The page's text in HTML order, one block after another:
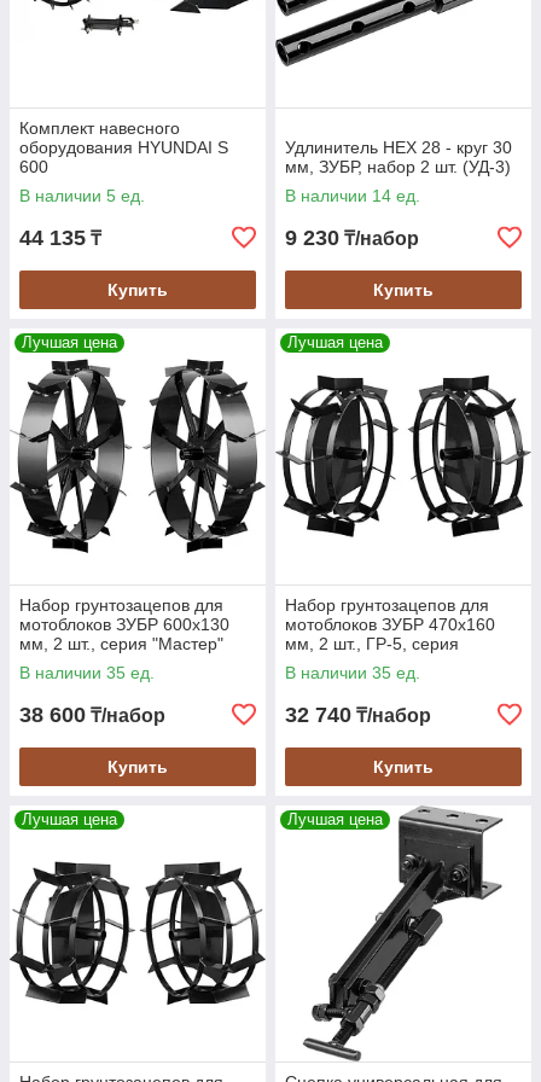
Удлинитель для мотоблоков
расширения функциональных возможностей вашего
мотоблока. Он позволяет использовать дополнительные
навесные агрегаты, что значительно увеличивает спектр
выполняемых работ. Наши удлинители изготовлены из
прочных материалов, обеспечивающих надежность и
долговечность конструкции.
Сцепка универсальная для мотоблоков
Универсальная сцепка для мотоблоков предназначена для
крепления различных навесных агрегатов и оборудования.
Она отличается высокой прочностью и надежностью,
обеспечивая надежное соединение и легкость установки. С
быстро сменять навесное оборудование, повышая
производительность и удобство работы.
Картофелевыкапыватель без сцепки
Картофелевыкапыватель без сцепки — это эффективное
оборудование для быстрого и качественного выкапывания
картофеля. Он позволяет значительно сократить время и
усилия, затрачиваемые на уборку урожая. Наши
картофелевыкапыватели обладают высокой
производительностью и надежностью, что делает их
отличным выбором для любого фермерского хозяйства.
Комплект навесного
оборудования HYUNDAI S
600
В наличии 5 ед.
44 135 ₸
Купить
Удлинитель HEX 28 - круг 30
мм, ЗУБР, набор 2 шт. (УД-3)
В наличии 14 ед.
9 230 ₸/набор
Купить
Лучшая цена
Набор грунтозацепов для
мотоблоков ЗУБР 600х130
мм, 2 шт., серия "Мастер"
ГР-8 (707105-8)
В наличии 35 ед.
38 600 ₸/набор
Купить
Лучшая цена
Набор грунтозацепов для
мотоблоков ЗУБР 470х160
мм, 2 шт., ГР-5, серия
"Мастер" (707105-5)
В наличии 35 ед.
32 740 ₸/набор
Купить
Лучшая цена Лучшая цена